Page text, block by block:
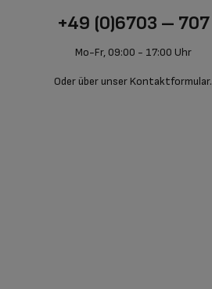
+49 (0)6703 – 707
Mo-Fr, 09:00 - 17:00 Uhr
Oder über unser Kontaktformular.